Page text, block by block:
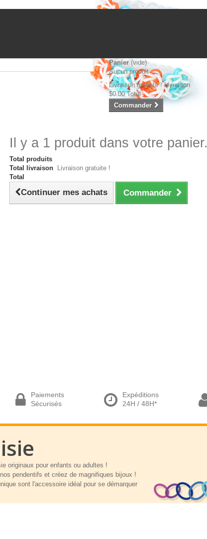
Panier (vide)
Aucun produit
Livraison gratuite !Livraison
$0.00 Total
Commander
Il y a 1 produit dans votre panier.
Total produits
Total livraison
Livraison gratuite !
Total
Continuer mes achats Commander
Paiements
Sécurisés
Expéditions
24H / 48H*
originaux pour enfants ou adultes !
pendentifs et créez de magnifiques bijoux !
sont l'accessoire idéal pour se démarquer